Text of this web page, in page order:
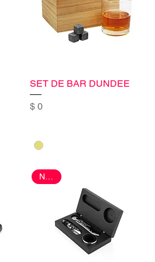
SET DE BAR DUNDEE
Precio
$ 0